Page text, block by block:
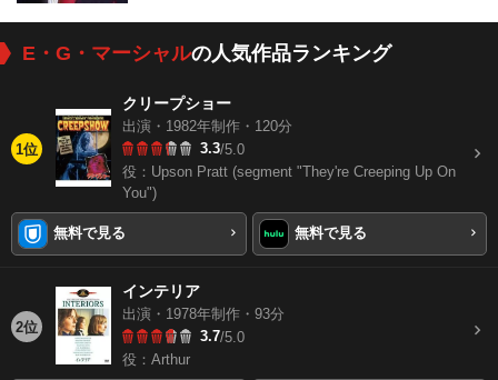
E・G・マーシャルの人気作品ランキング
1位
クリープショー
出演・1982年制作・120分
3.3/5.0
役：Upson Pratt (segment "They're Creeping Up On
You")
無料で見る 無料で見る
2位
インテリア
出演・1978年制作・93分
3.7/5.0
役：Arthur